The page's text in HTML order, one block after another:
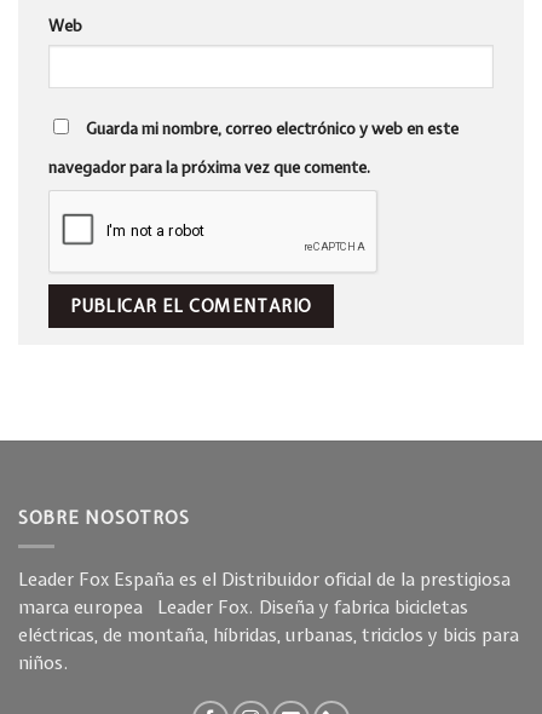
Web
Guarda mi nombre, correo electrónico y web en este
navegador para la próxima vez que comente.
SOBRE NOSOTROS
Leader Fox España es el Distribuidor oficial de la prestigiosa
marca europea Leader Fox. Diseña y fabrica bicicletas
eléctricas, de montaña, híbridas, urbanas, triciclos y bicis para
niños.